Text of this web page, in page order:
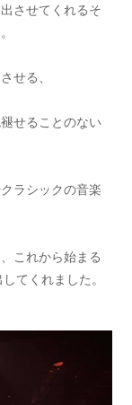
させてくれるそ
せる、
せることのない
ラシックの音楽
これから始まる
てくれました。